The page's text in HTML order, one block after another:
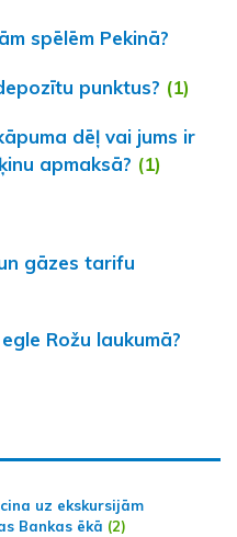
spēlēm Pekinā?
punktus? (1)
dēļ vai jums ir
apmaksā? (1)
gāzes tarifu
Rožu laukumā?
uz ekskursijām
Bankas ēkā (2)